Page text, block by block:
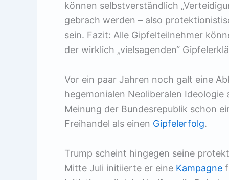
können selbstverständlich
gebrach werden – also
sein. Fazit: Alle Gipfelteilnehmer
der wirklich „vielsagenden“
Vor ein paar Jahren noch galt eine
hegemonialen Neoliberalen
Meinung der Bundesrepublik schon
Freihandel als einen Gipfelerfolg.
Trump scheint hingegen seine
Mitte Juli initiierte er eine Kampagne